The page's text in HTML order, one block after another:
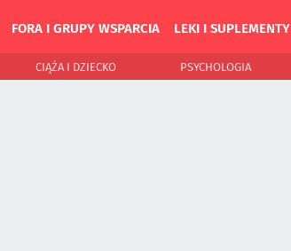
FORA I GRUPY WSPARCIA LEKI I SUPLEMENTY
CIĄŻA I DZIECKO PSYCHOLOGIA